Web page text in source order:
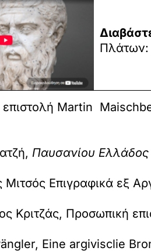
Πλάτων:
Martin
Παυσανίου Ελλάδος
Επιγραφικά εξ
Κριτζάς, Προσωπική
Eine argivisclie